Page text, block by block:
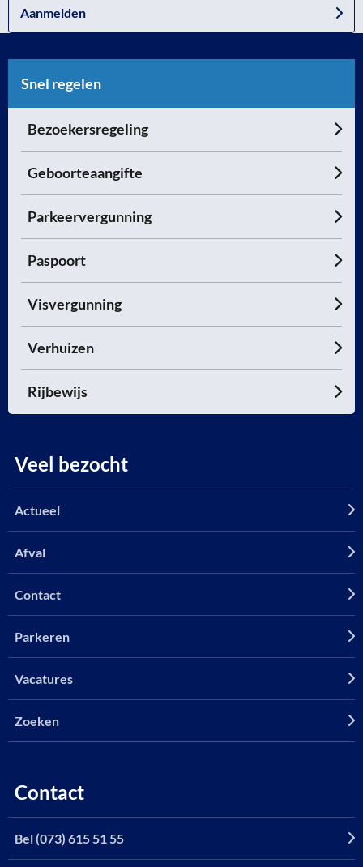
Aanmelden
Snel regelen
Bezoekersregeling
Geboorteaangifte
Parkeervergunning
Paspoort
Visvergunning
Verhuizen
Rijbewijs
Veel bezocht
Actueel
Afval
Contact
Parkeren
Vacatures
Zoeken
Contact
Bel (073) 615 51 55